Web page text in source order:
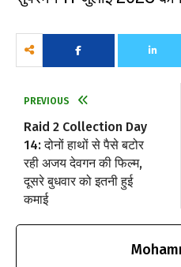
PREVIOUS
Raid 2 Collection Day
14: दोनों हाथों से पैसे बटोर
रही अजय देवगन की फिल्म,
दूसरे बुधवार को इतनी हुई
कमाई